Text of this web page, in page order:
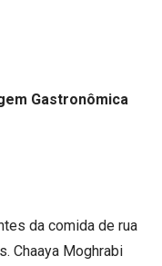
Gastronômica
da comida de rua
Chaaya Moghrabi